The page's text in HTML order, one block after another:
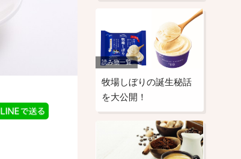
読み物一覧
牧場しぼりの誕生秘話
を大公開！